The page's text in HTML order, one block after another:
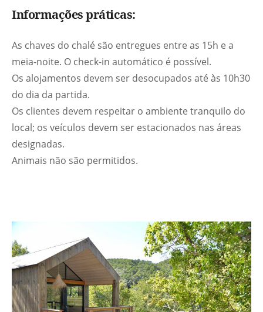
Informações práticas:
As chaves do chalé são entregues entre as 15h e a
meia-noite. O check-in automático é possível.
Os alojamentos devem ser desocupados até às 10h30
do dia da partida.
Os clientes devem respeitar o ambiente tranquilo do
local; os veículos devem ser estacionados nas áreas
designadas.
Animais não são permitidos.